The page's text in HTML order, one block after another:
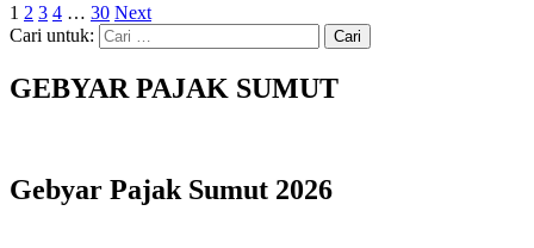
1 2 3 4 … 30 Next
Cari untuk:
GEBYAR PAJAK SUMUT
Gebyar Pajak Sumut 2026